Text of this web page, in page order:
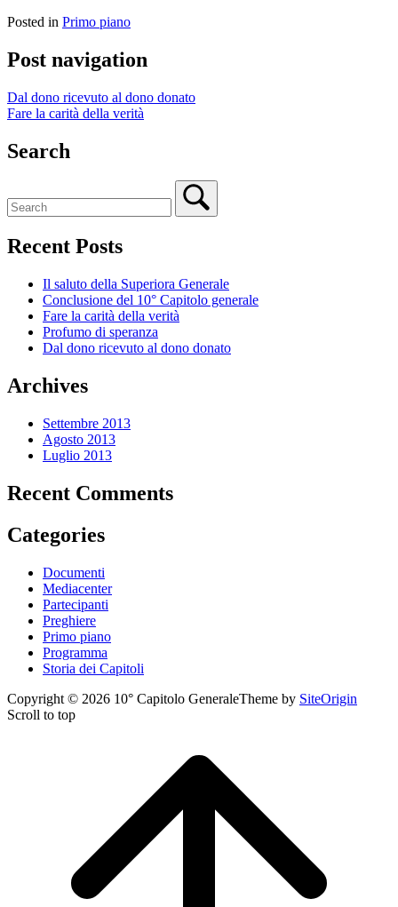
Posted in Primo piano
Post navigation
Dal dono ricevuto al dono donato
Fare la carità della verità
Search
Recent Posts
Il saluto della Superiora Generale
Conclusione del 10° Capitolo generale
Fare la carità della verità
Profumo di speranza
Dal dono ricevuto al dono donato
Archives
Settembre 2013
Agosto 2013
Luglio 2013
Recent Comments
Categories
Documenti
Mediacenter
Partecipanti
Preghiere
Primo piano
Programma
Storia dei Capitoli
Copyright © 2026 10° Capitolo GeneraleTheme by SiteOrigin
Scroll to top